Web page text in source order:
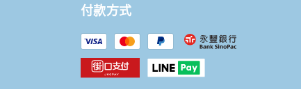
付款方式